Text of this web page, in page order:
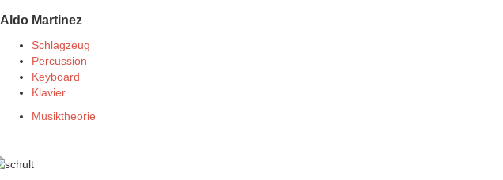
Aldo Martinez
Schlagzeug
Percussion
Keyboard
Klavier
Musiktheorie